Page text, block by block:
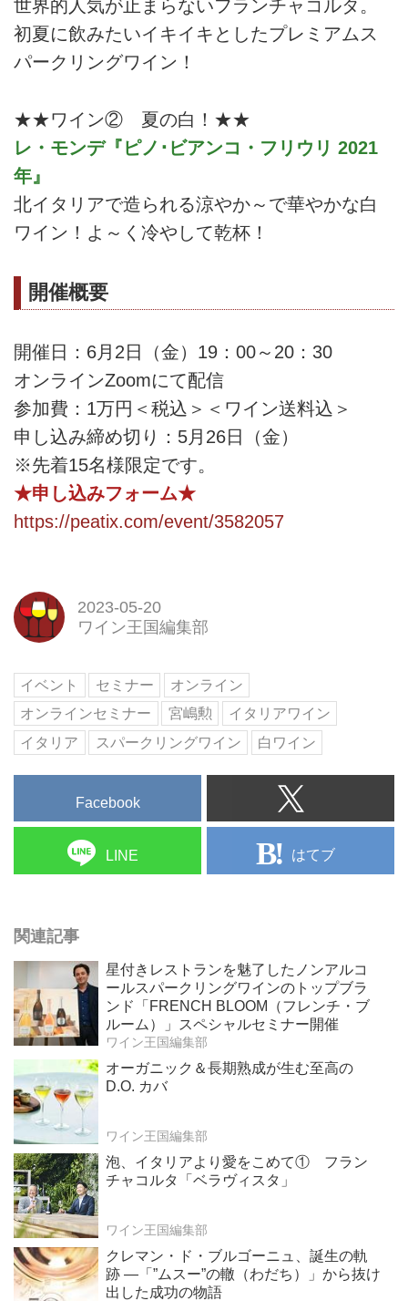
世界的人気が止まらないフランチャコルタ。
初夏に飲みたいイキイキとしたプレミアムス
パークリングワイン！
★★ワイン② 夏の白！★★
レ・モンデ『ピノ･ビアンコ・フリウリ 2021
年』
北イタリアで造られる涼やか～で華やかな白
ワイン！よ～く冷やして乾杯！
開催概要
開催日：6月2日（金）19：00～20：30
オンラインZoomにて配信
参加費：1万円＜税込＞＜ワイン送料込＞
申し込み締め切り：5月26日（金）
※先着15名様限定です。
★申し込みフォーム★
https://peatix.com/event/3582057
2023-05-20
ワイン王国編集部
イベント セミナー
オンライン
オンラインセミナー
宮嶋勲
イタリアワイン
イタリア
スパークリングワイン 白ワイン
Facebook
LINE はてブ
関連記事
星付きレストランを魅了したノンアルコ
ールスパークリングワインのトップブラ
ンド「FRENCH BLOOM（フレンチ・ブ
ルーム）」スペシャルセミナー開催
ワイン王国編集部
オーガニック＆長期熟成が生む至高の
D.O. カバ
ワイン王国編集部
泡、イタリアより愛をこめて① フラン
チャコルタ「ベラヴィスタ」
ワイン王国編集部
クレマン・ド・ブルゴーニュ、誕生の軌
跡 ―「”ムスー”の轍（わだち）」から抜け
出した成功の物語